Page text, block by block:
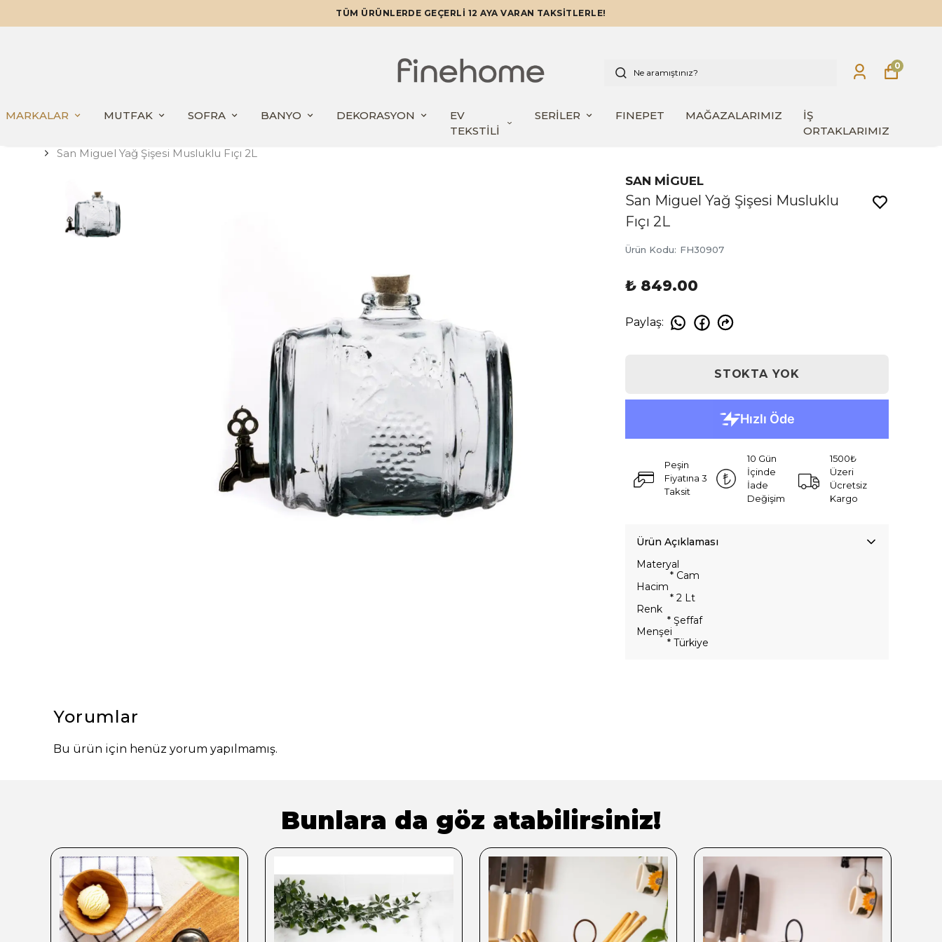
TÜM ÜRÜNLERDE GEÇERLİ 12 AYA VARAN TAKSİTLERLE!
MARKALAR MUTFAK SOFRA BANYO DEKORASYON
EV
TEKSTİLİ
SERİLER FINEPET MAĞAZALARIMIZ
İŞ
ORTAKLARIMIZ
0
San Miguel Yağ Şişesi Musluklu Fıçı 2L
SAN MİGUEL
San Miguel Yağ Şişesi Musluklu
Fıçı 2L
Ürün Kodu: FH30907
₺ 849.00
Paylaş:
STOKTA YOK
Peşin
Fiyatına 3
Taksit
10 Gün
İçinde
İade
Değişim
1500₺
Üzeri
Ücretsiz
Kargo
Ürün Açıklaması
Materyal
* Cam
Hacim
* 2 Lt
Renk
* Şeffaf
Menşei
* Türkiye
Yorumlar
Bu ürün için henüz yorum yapılmamış.
Bunlara da göz atabilirsiniz!